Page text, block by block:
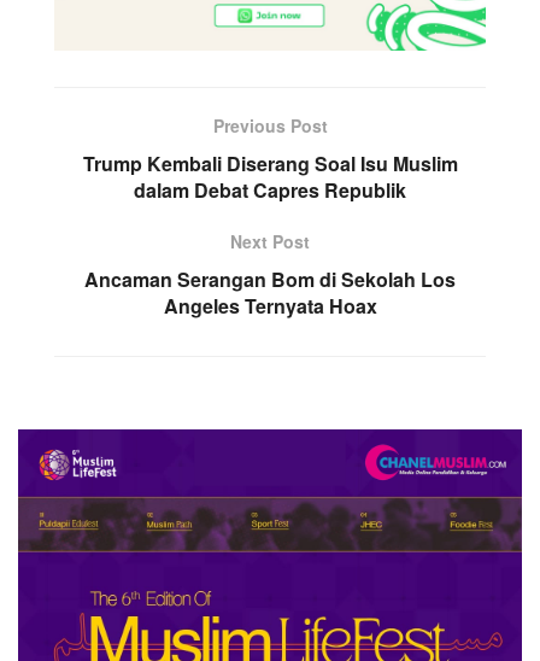
Previous Post
Trump Kembali Diserang Soal Isu Muslim
dalam Debat Capres Republik
Next Post
Ancaman Serangan Bom di Sekolah Los
Angeles Ternyata Hoax